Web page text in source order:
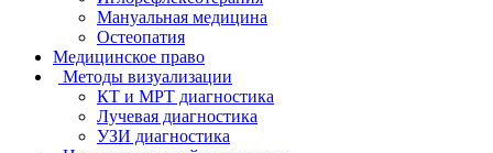
Мануальная медицина
Остеопатия
Медицинское право
Методы визуализации
КТ и МРТ диагностика
Лучевая диагностика
УЗИ диагностика